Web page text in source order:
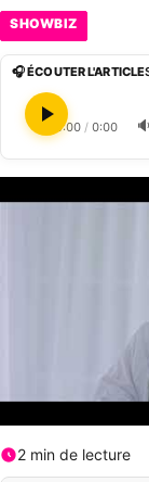
SHOWBIZ
🎧 ÉCOUTER L'ARTICLE
0:00 / 0:00
2 min de lecture